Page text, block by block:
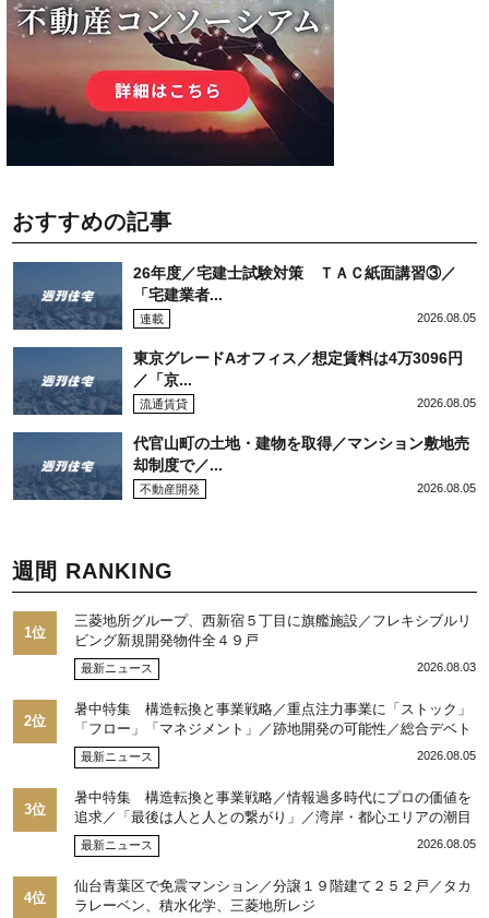
おすすめの記事
26年度／宅建士試験対策 ＴＡＣ紙面講習③／
「宅建業者...
連載 2026.08.05
東京グレードAオフィス／想定賃料は4万3096円
／「京...
流通賃貸 2026.08.05
代官山町の土地・建物を取得／マンション敷地売
却制度で／...
不動産開発 2026.08.05
週間 RANKING
1位
三菱地所グループ、西新宿５丁目に旗艦施設／フレキシブルリ
ビング新規開発物件全４９戸
最新ニュース 2026.08.03
2位
暑中特集 構造転換と事業戦略／重点注力事業に「ストック」
「フロー」「マネジメント」／跡地開発の可能性／総合デベト
ップ10目標に／自社ブランド構築へ体制整備／日本郵政不動産
／池田 明社長に聞く
最新ニュース 2026.08.05
3位
暑中特集 構造転換と事業戦略／情報過多時代にプロの価値を
追求／「最後は人と人との繋がり」／湾岸・都心エリアの潮目
を注視／“リパーク”次世代展開／三井不動産リアルティ／児玉
光博社長に聞く
最新ニュース 2026.08.05
4位
仙台青葉区で免震マンション／分譲１９階建て２５２戸／タカ
ラレーベン、積水化学、三菱地所レジ